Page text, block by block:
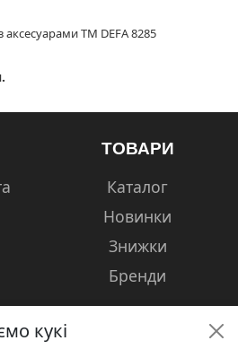
аксесуарами ТМ DEFA 8285
ТОВАРИ
Каталог
Новинки
Знижки
Бренди
кукі